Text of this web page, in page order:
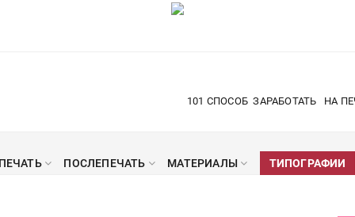
101 СПОСОБ ЗАРАБОТАТЬ НА
ПЕЧАТЬ ПОСЛЕПЕЧАТЬ МАТЕРИАЛЫ ТИПОГРАФИИ